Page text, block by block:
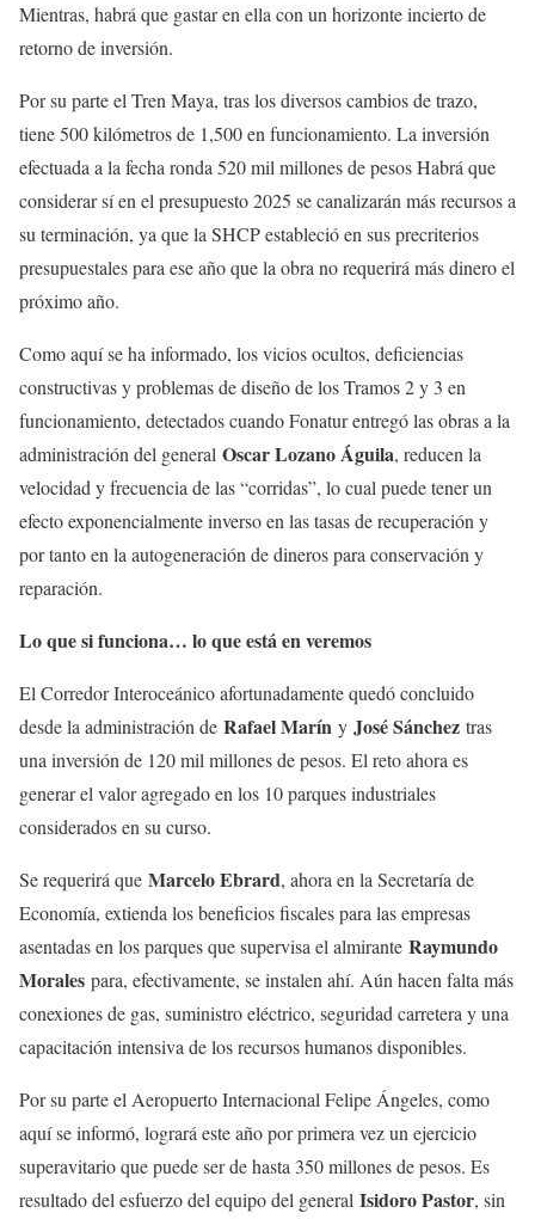
Mientras, habrá que gastar en ella con un horizonte incierto de
retorno de inversión.
Por su parte el Tren Maya, tras los diversos cambios de trazo,
tiene 500 kilómetros de 1,500 en funcionamiento. La inversión
efectuada a la fecha ronda 520 mil millones de pesos Habrá que
considerar sí en el presupuesto 2025 se canalizarán más recursos a
su terminación, ya que la SHCP estableció en sus precriterios
presupuestales para ese año que la obra no requerirá más dinero el
próximo año.
Como aquí se ha informado, los vicios ocultos, deficiencias
constructivas y problemas de diseño de los Tramos 2 y 3 en
funcionamiento, detectados cuando Fonatur entregó las obras a la
administración del general Oscar Lozano Águila, reducen la
velocidad y frecuencia de las “corridas”, lo cual puede tener un
efecto exponencialmente inverso en las tasas de recuperación y
por tanto en la autogeneración de dineros para conservación y
reparación.
Lo que si funciona… lo que está en veremos
El Corredor Interoceánico afortunadamente quedó concluido
desde la administración de Rafael Marín y José Sánchez tras
una inversión de 120 mil millones de pesos. El reto ahora es
generar el valor agregado en los 10 parques industriales
considerados en su curso.
Se requerirá que Marcelo Ebrard, ahora en la Secretaría de
Economía, extienda los beneficios fiscales para las empresas
asentadas en los parques que supervisa el almirante Raymundo
Morales para, efectivamente, se instalen ahí. Aún hacen falta más
conexiones de gas, suministro eléctrico, seguridad carretera y una
capacitación intensiva de los recursos humanos disponibles.
Por su parte el Aeropuerto Internacional Felipe Ángeles, como
aquí se informó, logrará este año por primera vez un ejercicio
superavitario que puede ser de hasta 350 millones de pesos. Es
resultado del esfuerzo del equipo del general Isidoro Pastor, sin